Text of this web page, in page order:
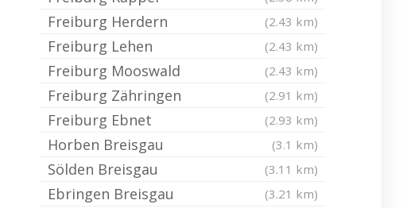
Freiburg Herdern (2.43 km)
Freiburg Lehen (2.43 km)
Freiburg Mooswald (2.43 km)
Freiburg Zähringen (2.91 km)
Freiburg Ebnet (2.93 km)
Horben Breisgau (3.1 km)
Sölden Breisgau (3.11 km)
Ebringen Breisgau (3.21 km)